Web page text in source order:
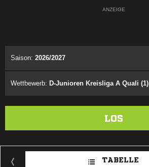
ANZEIGE
Saison: 2026/2027
Wettbewerb: D-Junioren Kreisliga A Quali (1)
LOS
TABELLE